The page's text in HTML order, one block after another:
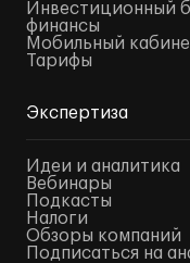
Инвестиционный
финансы
Мобильный
Тарифы
Экспертиза
Идеи и аналитика
Вебинары
Подкасты
Налоги
Обзоры компаний
Подписаться на